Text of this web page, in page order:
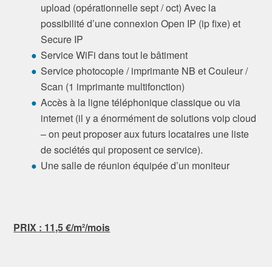
upload (opérationnelle sept / oct) Avec la
possibilité d’une connexion Open IP (ip fixe) et
Secure IP
Service WiFi dans tout le bâtiment
Service photocopie / imprimante NB et Couleur /
Scan (1 imprimante multifonction)
Accès à la ligne téléphonique classique ou via
internet (il y a énormément de solutions voip cloud
– on peut proposer aux futurs locataires une liste
de sociétés qui proposent ce service).
Une salle de réunion équipée d’un moniteur
PRIX : 11,5 €/m²/mois